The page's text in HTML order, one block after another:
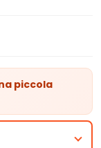
piccola